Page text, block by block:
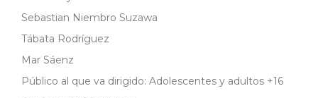
Sebastian Niembro Suzawa
Tábata Rodríguez
Mar Sáenz
Público al que va dirigido: Adolescentes y adultos +16